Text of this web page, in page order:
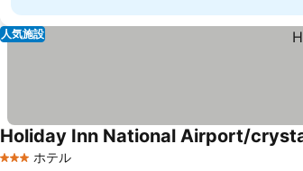
人気施設
3 ホテルのランク
ホテル
Holiday Inn National Airport/